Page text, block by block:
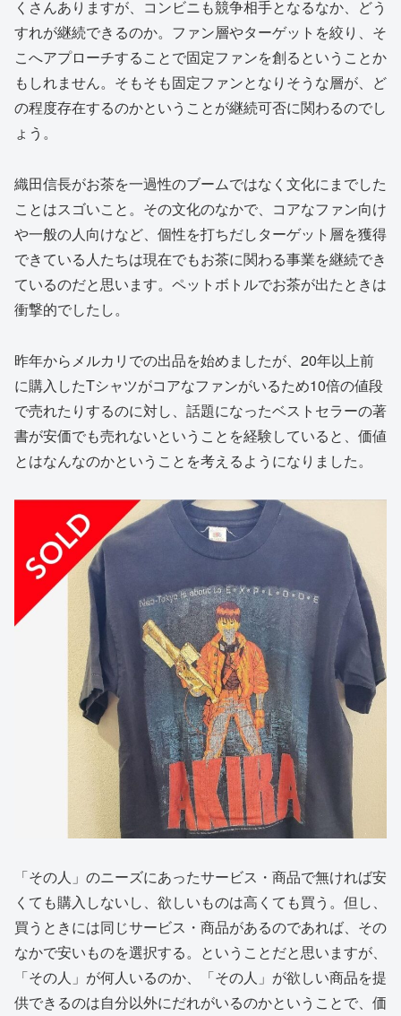
くさんありますが、コンビニも競争相手となるなか、どう
すれが継続できるのか。ファン層やターゲットを絞り、そ
こへアプローチすることで固定ファンを創るということか
もしれません。そもそも固定ファンとなりそうな層が、ど
の程度存在するのかということが継続可否に関わるのでし
ょう。
織田信長がお茶を一過性のブームではなく文化にまでした
ことはスゴいこと。その文化のなかで、コアなファン向け
や一般の人向けなど、個性を打ちだしターゲット層を獲得
できている人たちは現在でもお茶に関わる事業を継続でき
ているのだと思います。ペットボトルでお茶が出たときは
衝撃的でしたし。
昨年からメルカリでの出品を始めましたが、20年以上前
に購入したTシャツがコアなファンがいるため10倍の値段
で売れたりするのに対し、話題になったベストセラーの著
書が安価でも売れないということを経験していると、価値
とはなんなのかということを考えるようになりました。
「その人」のニーズにあったサービス・商品で無ければ安
くても購入しないし、欲しいものは高くても買う。但し、
買うときには同じサービス・商品があるのであれば、その
なかで安いものを選択する。ということだと思いますが、
「その人」が何人いるのか、「その人」が欲しい商品を提
供できるのは自分以外にだれがいるのかということで、価